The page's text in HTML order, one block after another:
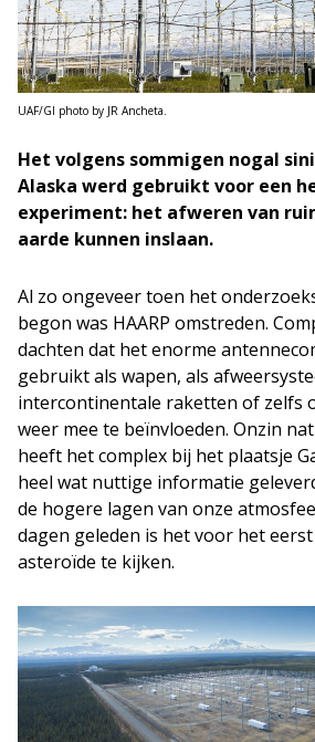
UAF/GI photo by JR Ancheta.
Het volgens sommigen nogal
Alaska werd gebruikt voor een
experiment: het afweren van
aarde kunnen inslaan.
Al zo ongeveer toen het
begon was HAARP omstreden.
dachten dat het enorme
gebruikt als wapen, als
intercontinentale raketten of zelfs
weer mee te beïnvloeden. Onzin
heeft het complex bij het plaatsje
heel wat nuttige informatie
de hogere lagen van onze
dagen geleden is het voor het
asteroïde te kijken.